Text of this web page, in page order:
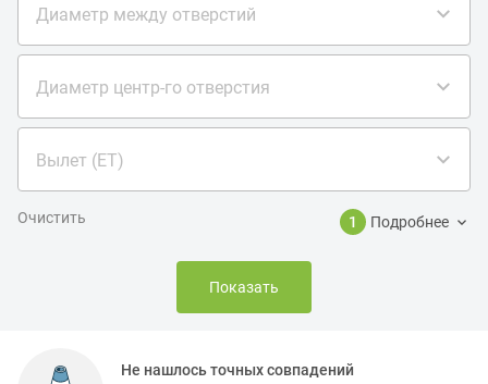
Диаметр между отверстий
Диаметр центр-го отверстия
Вылет (ET)
Очистить 1 Подробнее
Показать
Не нашлось точных совпадений